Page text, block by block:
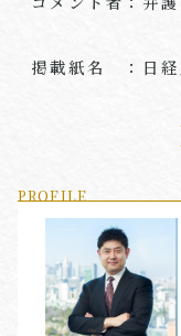
掲載紙名 ：日経
PROFILE